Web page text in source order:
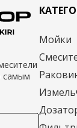
самым
Мойки